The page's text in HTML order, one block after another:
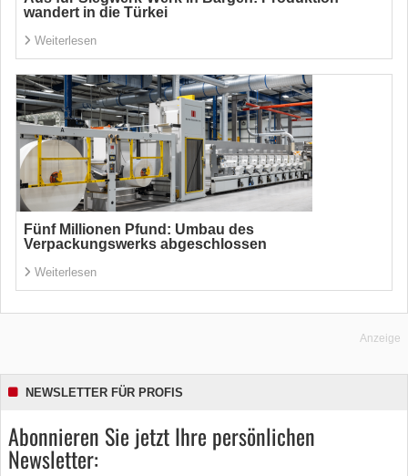
wandert in die Türkei
Weiterlesen
Fünf Millionen Pfund: Umbau des
Verpackungswerks abgeschlossen
Weiterlesen
Anzeige
NEWSLETTER FÜR PROFIS
Abonnieren Sie jetzt Ihre persönlichen
Newsletter: